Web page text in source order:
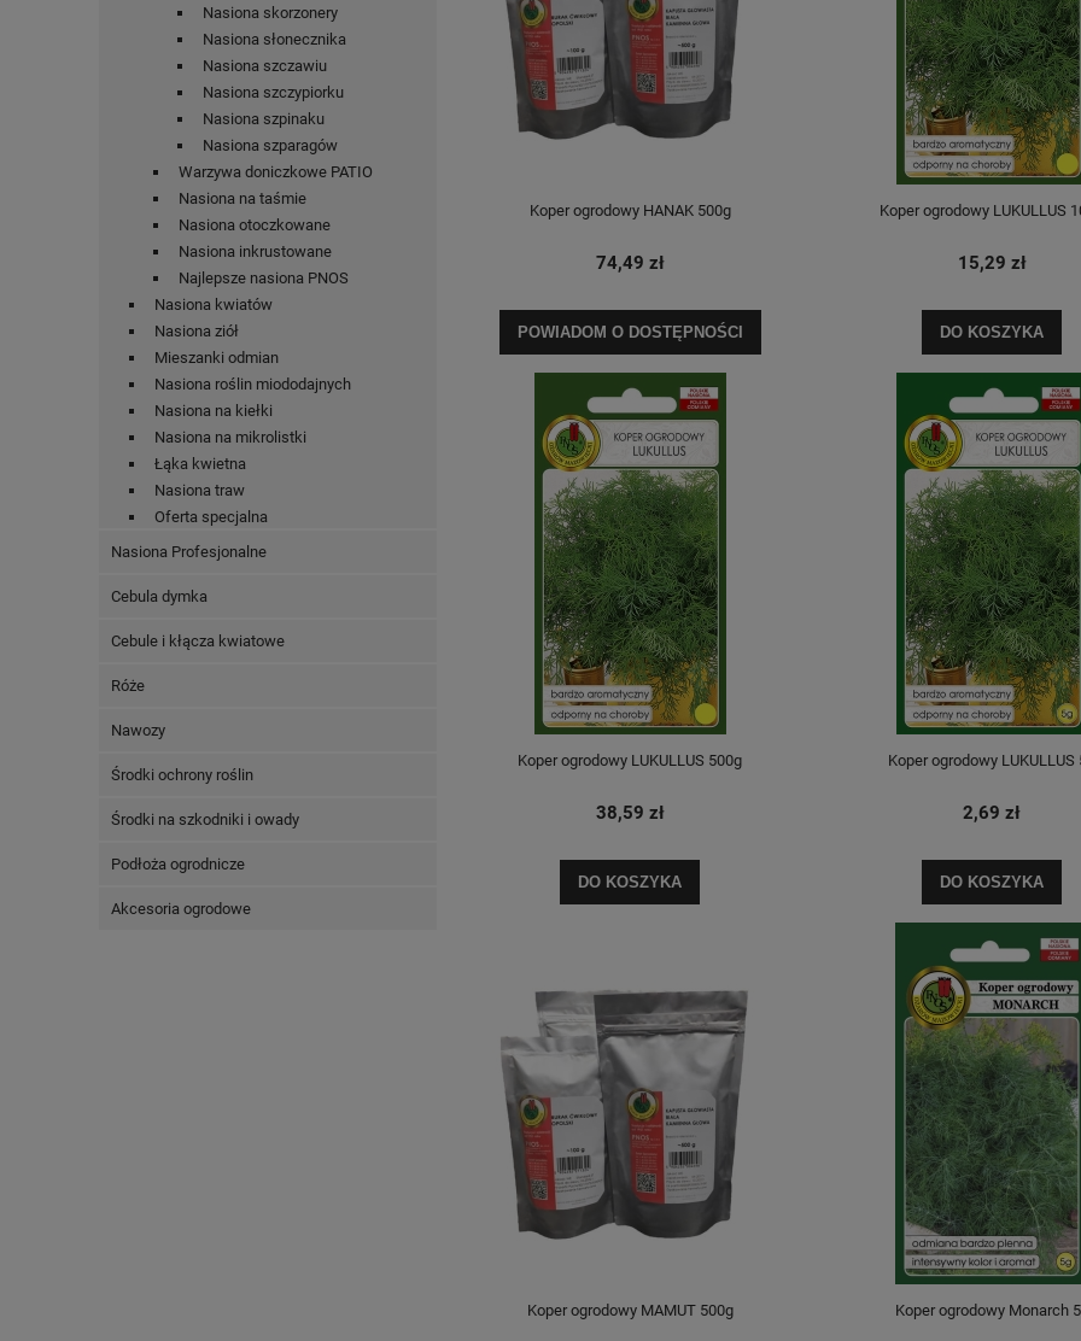
Nasiona skorzonery
Nasiona słonecznika
Nasiona szczawiu
Nasiona szczypiorku
Nasiona szpinaku
Nasiona szparagów
Warzywa doniczkowe PATIO
Nasiona na taśmie
Nasiona otoczkowane
Nasiona inkrustowane
Najlepsze nasiona PNOS
Nasiona kwiatów
Nasiona ziół
Mieszanki odmian
Nasiona roślin miododajnych
Nasiona na kiełki
Nasiona na mikrolistki
Łąka kwietna
Nasiona traw
Oferta specjalna
Nasiona Profesjonalne
Cebula dymka
Cebule i kłącza kwiatowe
Róże
Nawozy
Środki ochrony roślin
Środki na szkodniki i owady
Podłoża ogrodnicze
Akcesoria ogrodowe
Koper ogrodowy HANAK 500g
74,49 zł
POWIADOM O DOSTĘPNOŚCI
Koper ogrodowy LUKULLUS
15,29 zł
DO KOSZYKA
Koper ogrodowy LUKULLUS 500g
38,59 zł
DO KOSZYKA
Koper ogrodowy LUKULLUS
2,69 zł
DO KOSZYKA
Koper ogrodowy MAMUT 500g Koper ogrodowy Monarch